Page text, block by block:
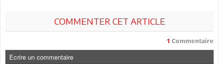
COMMENTER CET ARTICLE
1 Commentaire
Ecrire un commentaire